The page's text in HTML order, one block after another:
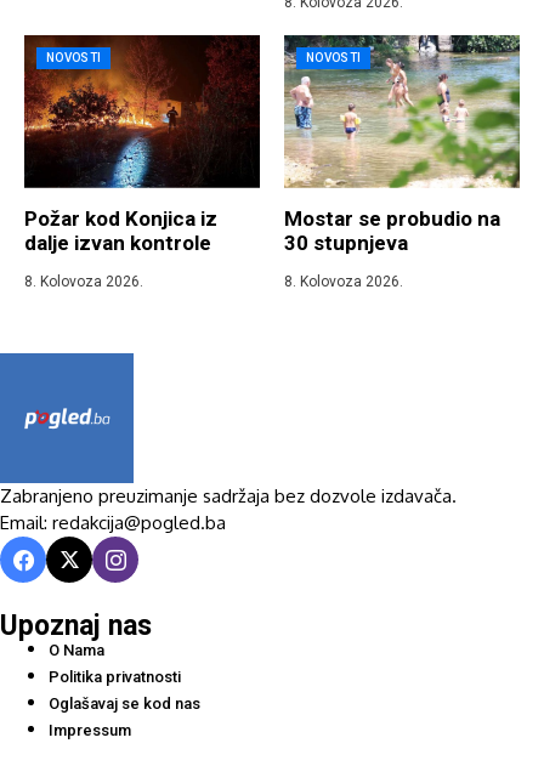
NOVOSTI
Požar kod Konjica iz
dalje izvan kontrole
8. Kolovoza 2026.
NOVOSTI
Mostar se probudio na
30 stupnjeva
8. Kolovoza 2026.
Zabranjeno preuzimanje sadržaja bez dozvole izdavača.
Email: redakcija@pogled.ba
Upoznaj nas
O Nama
Politika privatnosti
Oglašavaj se kod nas
Impressum